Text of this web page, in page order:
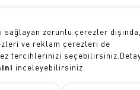
Sıkça Sorulan Sorular
Çerez Tercihleri
sağlayan zorunlu çerezler
ve reklam çerezleri de
tercihlerinizi
inceleyebilirsiniz.